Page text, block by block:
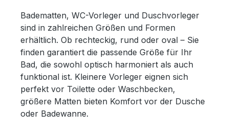
Badematten, WC-Vorleger und Duschvorleger
sind in zahlreichen Größen und Formen
erhältlich. Ob rechteckig, rund oder oval – Sie
finden garantiert die passende Größe für Ihr
Bad, die sowohl optisch harmoniert als auch
funktional ist. Kleinere Vorleger eignen sich
perfekt vor Toilette oder Waschbecken,
größere Matten bieten Komfort vor der Dusche
oder Badewanne.